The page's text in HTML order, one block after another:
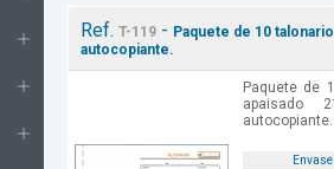
Ref. T-119- Paquete de 10
autocopiante.
Paquete de
apaisado
Envase